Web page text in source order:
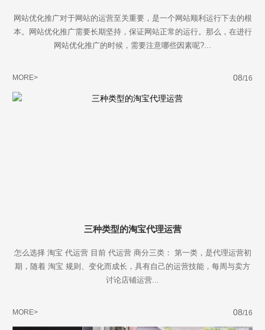
网站优化推广对于网站的运营至关重要，是一个网站顺利运行下去的根
本。网站优化推广需要长期坚持，保证网站正常的运行。那么，在进行
网站优化推广的时候，需要注意哪些因素呢?...
MORE> 08/16
三种类型的淘宝代理运营
怎么选择 淘宝 代运营 目前 代运营 商分三类： 第一类，是代理运营初
期，随着 淘宝 规则、变化而成长，具有自己的运营技能，每周与卖方
讨论店铺运营...
MORE> 08/16